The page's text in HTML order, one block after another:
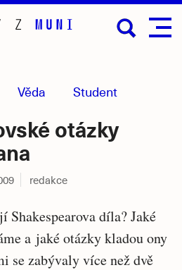
Věda Student
otázky
redakce
Shakespearova díla? Jaké
a jaké otázky kladou ony
se zabývaly více než dvě